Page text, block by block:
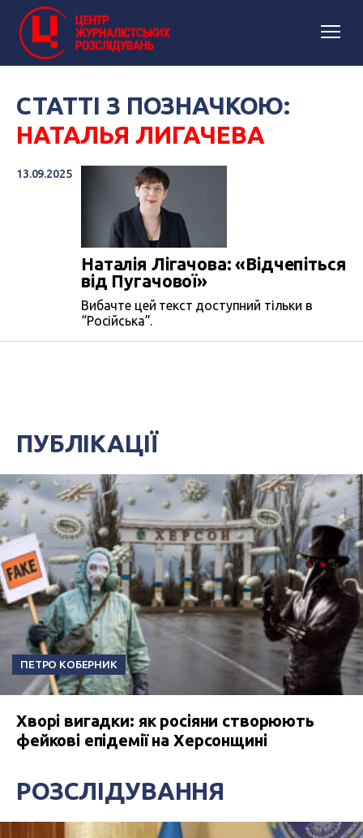
СТАТТІ З ПОЗНАЧКОЮ:
НАТАЛЬЯ ЛИГАЧЕВА
13.09.2025
Наталія Лігачова: «Відчепіться
від Пугачової»
Вибачте цей текст доступний тільки в
“Російська”.
ПУБЛІКАЦІЇ
ПЕТРО КОБЕРНИК
Хворі вигадки: як росіяни створюють
фейкові епідемії на Херсонщині
РОЗСЛІДУВАННЯ